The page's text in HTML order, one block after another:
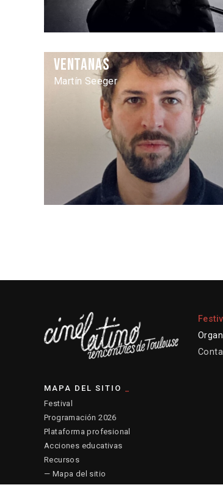
Ventanas
Martín Seeger
MAPA DEL SITIO
Festival
Programación 2026
Plataforma profesional
Acciones educativas
Recursos
— Mapa del sitio